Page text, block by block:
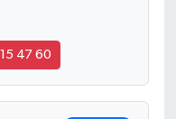
47 60